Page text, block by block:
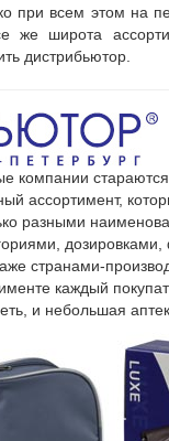
при всем этом на
же широта
дистрибьютор.
компании
ассортимент,
разными
странами-
каждый
и небольшая